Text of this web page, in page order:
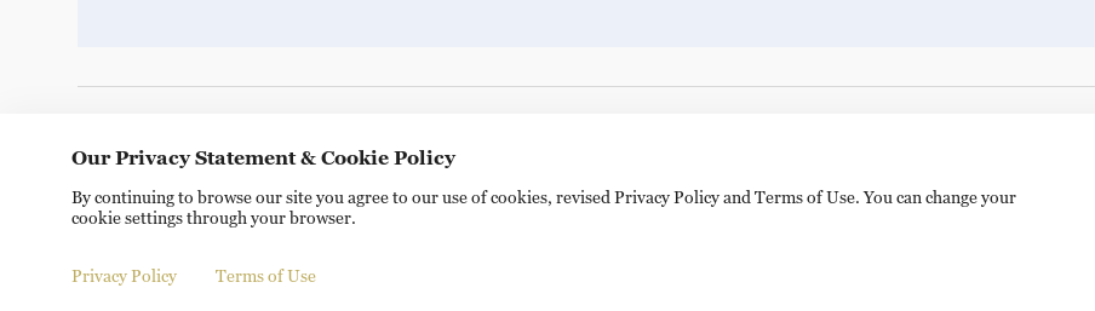
© China Radio International.CRI. All Rights Reserved. 16A Shijingshan Road, Beijing, China. 100040
Our Privacy Statement & Cookie Policy
By continuing to browse our site you agree to our use of cookies, revised Privacy Policy and Terms of Use. You can change your
cookie settings through your browser.
Privacy Policy Terms of Use